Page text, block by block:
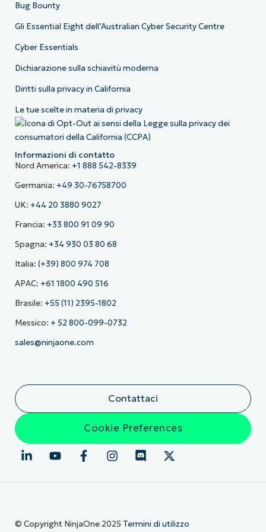
Bug Bounty
Gli Essential Eight dell’Australian Cyber Security Centre
Cyber Essentials
Dichiarazione sulla schiavitù moderna
Diritti sulla privacy in California
Le tue scelte in materia di privacy
Informazioni di contatto
Nord America: +1 888 542-8339
Germania: +49 30-76758700
UK: +44 20 3880 9027
Francia: +33 800 91 09 90
Spagna: +34 930 03 80 68
Italia: (+39) 800 974 708
APAC: +61 1800 490 516
Brasile: +55 (11) 2395-1802
Messico: + 52 800-099-0732
sales@ninjaone.com
Contattaci
Cookie Preferences
© Copyright NinjaOne 2025 Termini di utilizzo